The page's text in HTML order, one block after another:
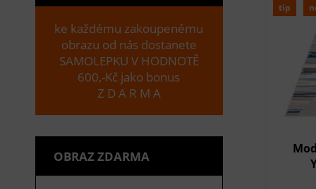
ke každému zakoupenému
obrazu od nás dostanete
SAMOLEPKU V HODNOTĚ
600,-Kč jako bonus
Z D A R M A
OBRAZ ZDARMA
tip